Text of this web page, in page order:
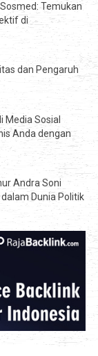
Temukan
di
dan Pengaruh
Media Sosial
Anda dengan
Andra Soni
Dunia Politik